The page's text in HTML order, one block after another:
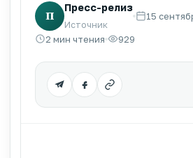
П
Пресс-релиз
Источник
15
2 мин чтения 929